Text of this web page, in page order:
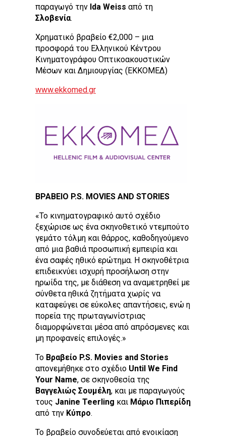
παραγωγό την Ida Weiss από τη
Σλοβενία
Χρηματικό βραβείο €2,000 – μια
προσφορά του Ελληνικού Κέντρου
Κινηματογράφου Οπτικοακουστικών
Μέσων και Δημιουργίας (EΚΚΟΜΕΔ)
www.ekkomed.gr
ΒΡΑΒΕΙΟ P.S. MOVIES AND STORIES
«Το κινηματογραφικό αυτό σχέδιο
ξεχώρισε ως ένα σκηνοθετικό ντεμπούτο
γεμάτο τόλμη και θάρρος, καθοδηγούμενο
από μια βαθιά προσωπική εμπειρία και
ένα σαφές ηθικό ερώτημα. Η σκηνοθέτρια
επιδεικνύει ισχυρή προσήλωση στην
ηρωίδα της, με διάθεση να αναμετρηθεί με
σύνθετα ηθικά ζητήματα χωρίς να
καταφεύγει σε εύκολες απαντήσεις, ενώ η
πορεία της πρωταγωνίστριας
διαμορφώνεται μέσα από απρόσμενες και
μη προφανείς επιλογές.»
Το Βραβείο P.S. Movies and Stories
απονεμήθηκε στο σχέδιο Until We Find
Your Name , σε σκηνοθεσία της
Βαγγελιώς Σουμέλη , και με παραγωγούς
τους Janine Teerling και Μάριο Πιπερίδη
από την Κύπρο
Το βραβείο συνοδεύεται από ενοικίαση